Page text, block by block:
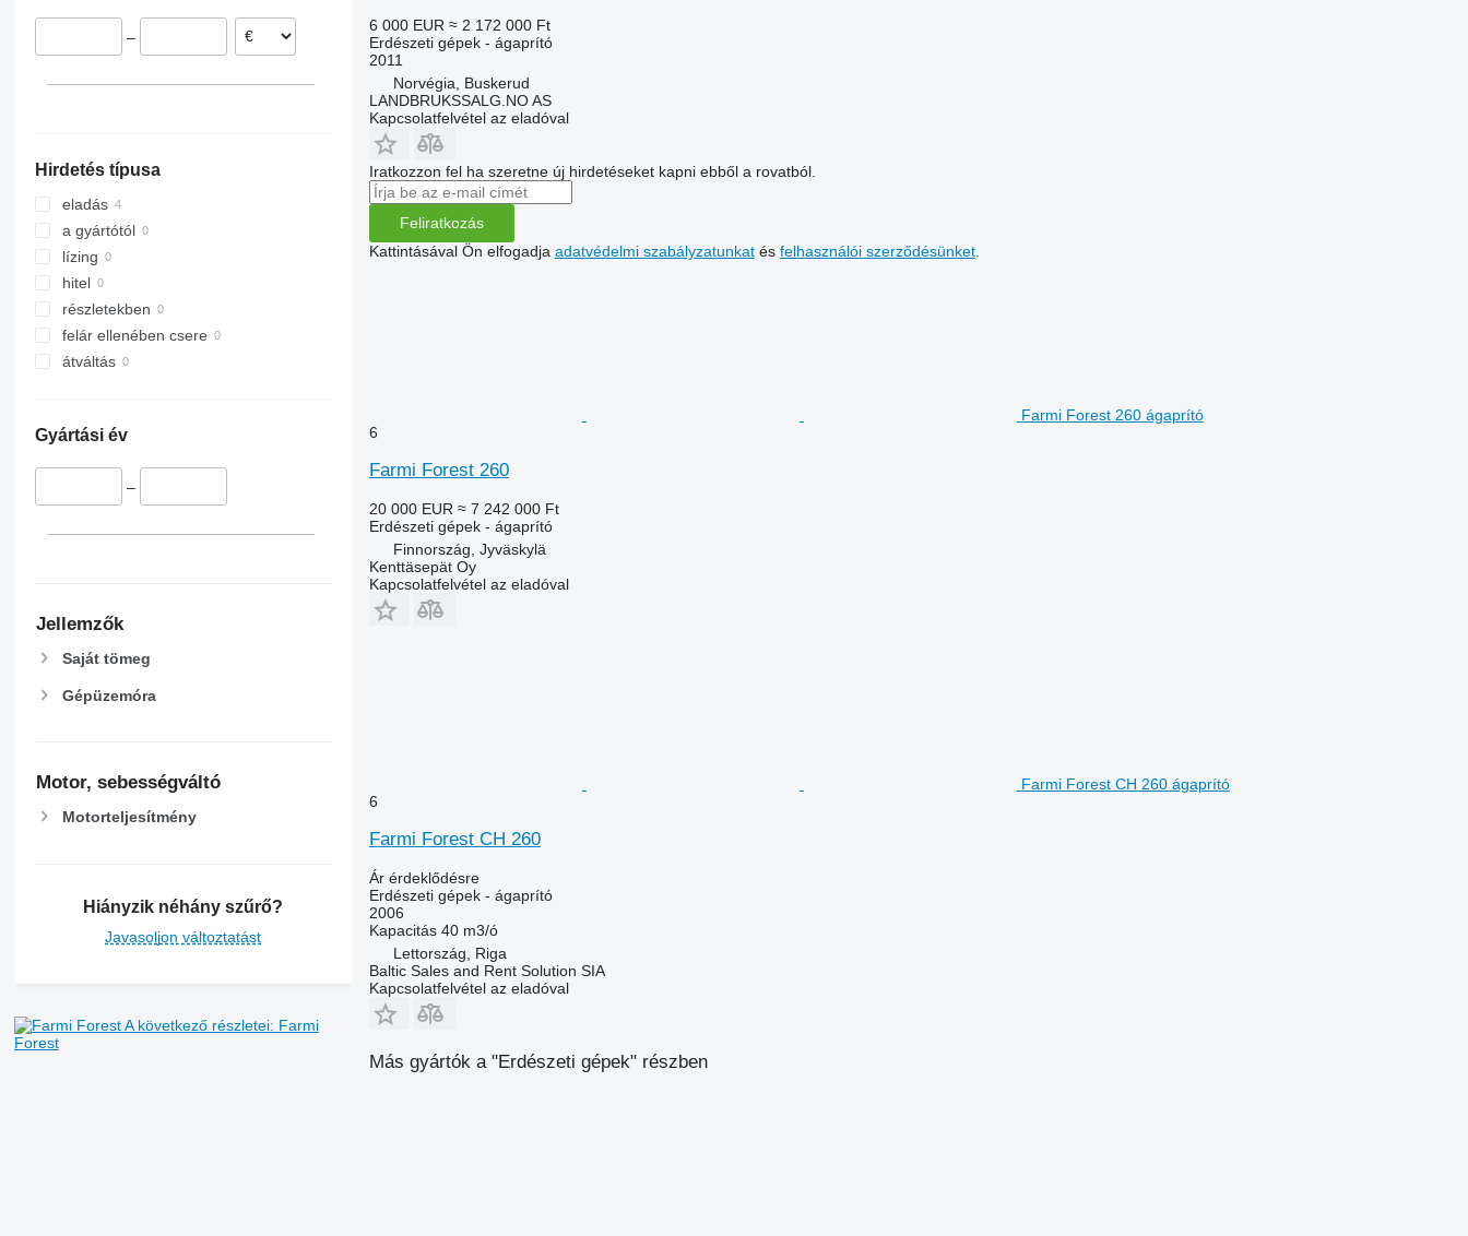
Olaszország
–
Hirdetés típusa
eladás
a gyártótól
lízing
hitel
részletekben
felár ellenében csere
átváltás
Gyártási év
–
Jellemzők
Saját tömeg
Gépüzemóra
Motor, sebességváltó
Motorteljesítmény
Hiányzik néhány szűrő?
Javasoljon változtatást
A következő részletei: Farmi
Forest
6 000 EUR ≈ 2 172 000 Ft
Erdészeti gépek - ágaprító
2011
Norvégia, Buskerud
LANDBRUKSSALG.NO AS
Kapcsolatfelvétel az eladóval
Iratkozzon fel ha szeretne új hirdetéseket kapni ebből a rovatból.
Feliratkozás
Kattintásával Ön elfogadja adatvédelmi szabályzatunkatés felhasználói szerződésünket.
Farmi Forest 260 ágaprító
6
Farmi Forest 260
20 000 EUR ≈ 7 242 000 Ft
Erdészeti gépek - ágaprító
Finnország, Jyväskylä
Kenttäsepät Oy
Kapcsolatfelvétel az eladóval
Farmi Forest CH 260 ágaprító
6
Farmi Forest CH 260
Ár érdeklődésre
Erdészeti gépek - ágaprító
2006
Kapacitás 40 m3/ó
Lettország, Riga
Baltic Sales and Rent Solution SIA
Kapcsolatfelvétel az eladóval
Más gyártók a "Erdészeti gépek" részben